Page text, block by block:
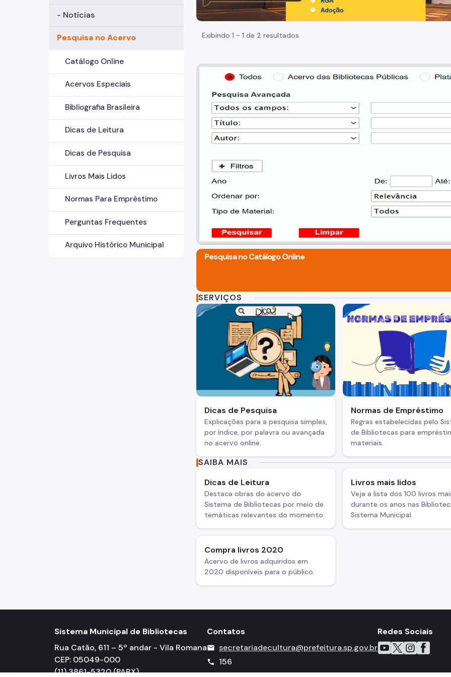
- Notícias
Pesquisa no Acervo
Catálogo Online
Acervos Especiais
Bibliografia Brasileira
Dicas de Leitura
Dicas de Pesquisa
Livros Mais Lidos
Normas Para Empréstimo
Perguntas Frequentes
Arquivo Histórico Municipal
Exibindo 1 - 1 de 2 resultados.
Pesquisa no Catálogo Online
SERVIÇOS
Dicas de Pesquisa
Explicações para a pesquisa simples,
por índice, por palavra ou avançada
no acervo online.
Normas de Empréstimo
Regras estabelecidas pelo
de Bibliotecas para
materiais.
SAIBA MAIS
Dicas de Leitura
Destaca obras do acervo do
Sistema de Bibliotecas por meio de
temáticas relevantes do momento.
Livros mais lidos
Veja a lista dos 100 livros
durante os anos nas
Sistema Municipal.
Compra livros 2020
Acervo de livros adquiridos em
2020 disponíveis para o público.
Sistema Municipal de Bibliotecas
Rua Catão, 611 – 5º andar - Vila Romana
CEP: 05049-000
(11) 3861-5320 (PABX)
Contatos
mail secretariadecultura@prefeitura.sp.gov.br
call 156
Redes Sociais
Icone do YouTube
Icone do X
Icone do
Icone do
Icone